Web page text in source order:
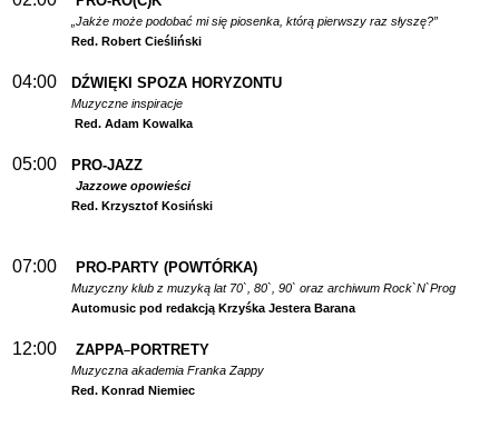
„Jakże może podobać mi się piosenka, którą pierwszy raz słyszę?”
Red. Robert Cieśliński
04:00 DŹWIĘKI SPOZA HORYZONTU
Muzyczne inspiracje
Red. Adam Kowalka
05:00 PRO-JAZZ
Jazzowe opowieści
Red. Krzysztof Kosiński
07:00 PRO-PARTY (POWTÓRKA)
Muzyczny klub z muzyką lat 70`, 80`, 90` oraz archiwum Rock`N`Prog
Automusic pod redakcją Krzyśka Jestera Barana
12:00 ZAPPA–PORTRETY
Muzyczna akademia Franka Zappy
Red. Konrad Niemiec